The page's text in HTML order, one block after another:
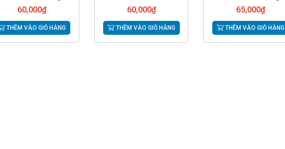
60,000₫
THÊM VÀO GIỎ HÀNG
60,000₫
THÊM VÀO GIỎ HÀNG
65,000₫
THÊM VÀO GIỎ HÀNG